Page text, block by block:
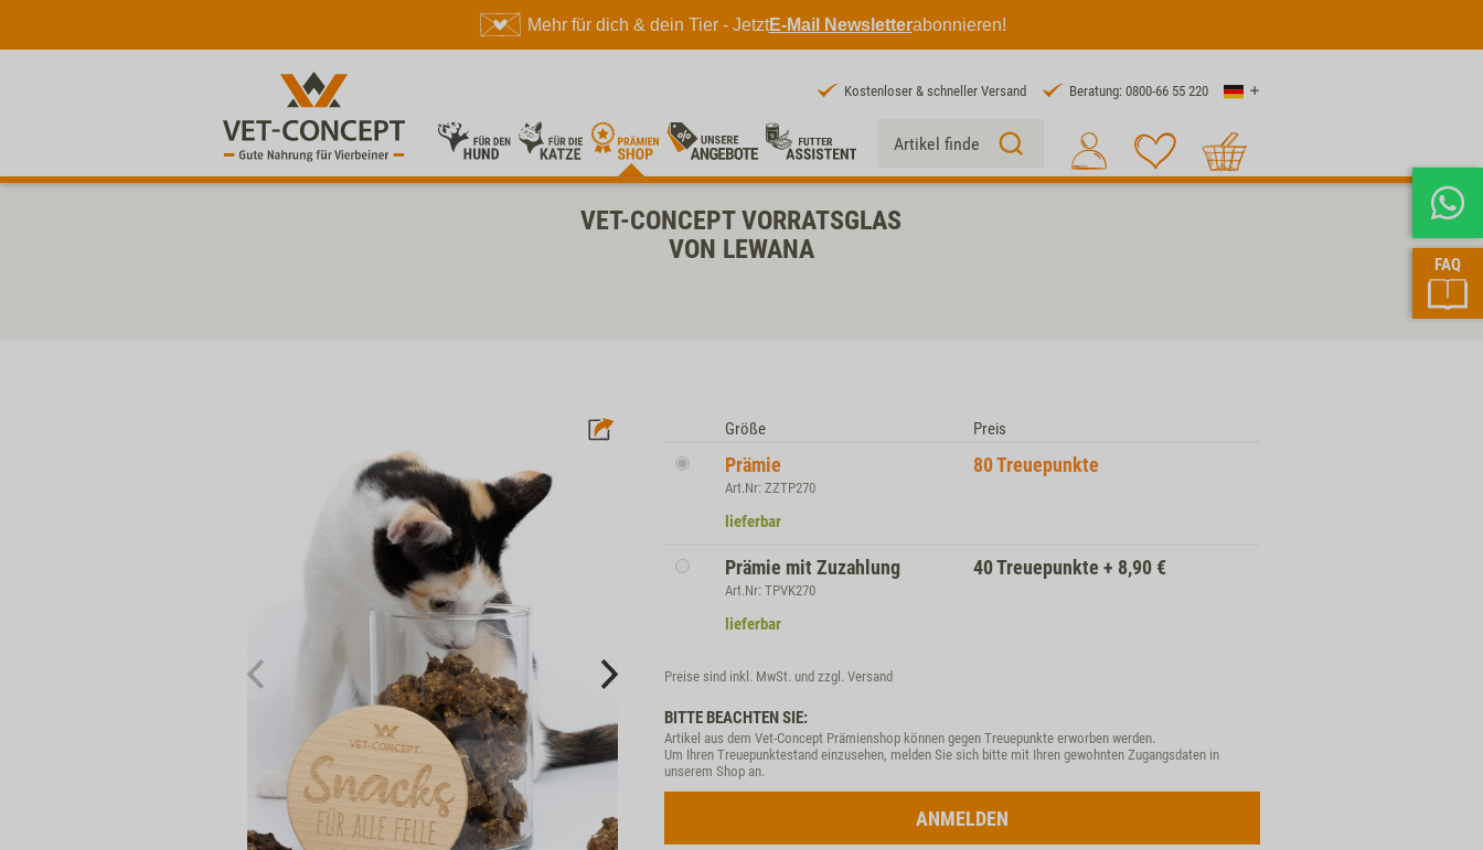
Mehr für dich & dein Tier - JetztE-Mail Newsletterabonnieren!
FAQ
Kostenloser & schneller Versand Beratung: 0800-66 55 220 Land
Suche 1
VET-CONCEPT VORRATSGLAS
VON LEWANA
Größe Preis
Prämie
Art.Nr: ZZTP270
80Treuepunkte
lieferbar
Prämie mit Zuzahlung
Art.Nr: TPVK270
40Treuepunkte + 8,90 €
lieferbar
Preise sind inkl. MwSt. und zzgl. Versand
BITTE BEACHTEN SIE:
Artikel aus dem Vet-Concept Prämienshop können gegen Treuepunkte erworben werden.
Um Ihren Treuepunktestand einzusehen, melden Sie sich bitte mit Ihren gewohnten Zugangsdaten in
unserem Shop an.
ANMELDEN